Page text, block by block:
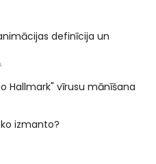
definīcija un
Hallmark" vīrusu mānīšana
izmanto?